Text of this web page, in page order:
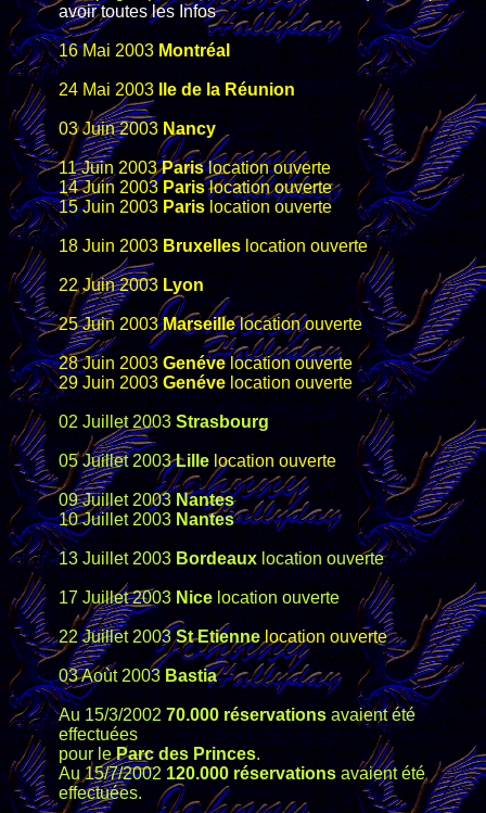
avoir toutes les Infos
16 Mai 2003Montréal
24 Mai 2003Ile de la Réunion
03 Juin 2003Nancy
11 Juin 2003Parislocation ouverte
14 Juin 2003Paris location ouverte
15 Juin 2003Paris location ouverte
18 Juin 2003Bruxelles location ouverte
22 Juin 2003Lyon
25 Juin 2003Marseillelocation ouverte
28 Juin 2003Genéve location ouverte
29 Juin 2003Genéve location ouverte
02 Juillet 2003Strasbourg
05 Juillet 2003Lillelocation ouverte
09 Juillet 2003Nantes
10 Juillet 2003Nantes
13 Juillet 2003Bordeauxlocation ouverte
17 Juillet 2003Nicelocation ouverte
22 Juillet 2003St Etienne location ouverte
03 Aoùt 2003Bastia
Au 15/3/200270.000 réservationsavaient été
effectuées
pour leParc des Princes.
Au 15/7/2002120.000 réservationsavaient été
effectuées.